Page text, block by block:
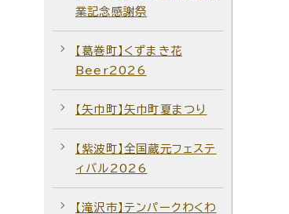
業記念感謝祭
【葛巻町】くずまき花
Beer2026
【矢巾町】矢巾町夏まつり
【紫波町】全国蔵元フェステ
ィバル2026
【滝沢市】テンパークわくわ